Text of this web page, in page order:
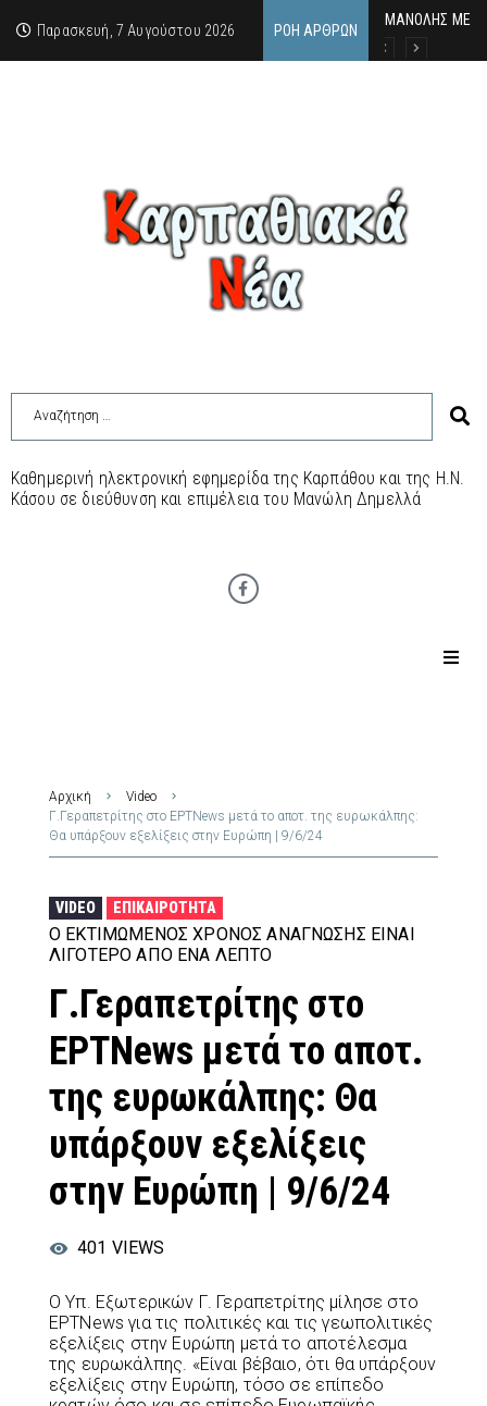
Παρασκευή, 7 Αυγούστου 2026 ΡΟΉ ΆΡΘΡΩΝ
MΑΝΟΛΗΣ
ΕΚΔΗΛΩΣΗ
Κάθε
Καθημερινή ηλεκτρονική εφημερίδα της Καρπάθου και της Η.Ν.
Κάσου σε διεύθυνση και επιμέλεια του Μανώλη Δημελλά
Αρχική
Video
Γ.Γεραπετρίτης στο ΕΡΤNews μετά το αποτ. της ευρωκάλπης:
Θα υπάρξουν εξελίξεις στην Ευρώπη | 9/6/24
VIDEO ΕΠΙΚΑΙΡΌΤΗΤΑ
Ο ΕΚΤΙΜΏΜΕΝΟΣ ΧΡΌΝΟΣ ΑΝΆΓΝΩΣΗΣ ΕΊΝΑΙ
ΛΙΓΌΤΕΡΟ ΑΠΌ ΈΝΑ ΛΕΠΤΌ
Γ.Γεραπετρίτης στο
ΕΡΤNews μετά το αποτ.
της ευρωκάλπης: Θα
υπάρξουν εξελίξεις
στην Ευρώπη | 9/6/24
401 VIEWS
Ο Υπ. Εξωτερικών Γ. Γεραπετρίτης μίλησε στο
ΕΡΤNews για τις πολιτικές και τις γεωπολιτικές
εξελίξεις στην Ευρώπη μετά το αποτέλεσμα
της ευρωκάλπης. «Είναι βέβαιο, ότι θα υπάρξουν
εξελίξεις στην Ευρώπη, τόσο σε επίπεδο